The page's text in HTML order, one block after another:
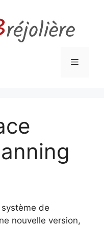
Menu
de
nouvelle version,